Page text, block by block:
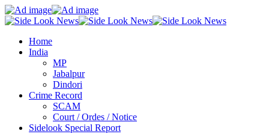
Home
India
MP
Jabalpur
Dindori
Crime Record
SCAM
Court / Ordes / Notice
Sidelook Special Report